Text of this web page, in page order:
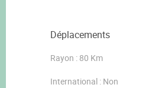
Déplacements
Rayon : 80 Km
International : Non